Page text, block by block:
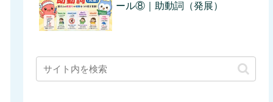
ール⑧｜助動詞（発展）